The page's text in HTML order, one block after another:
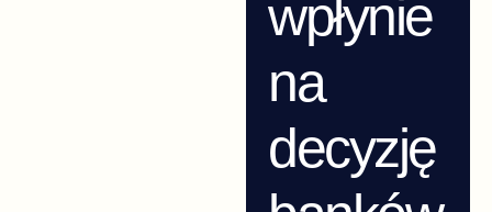
wpłynie
na
decyzję